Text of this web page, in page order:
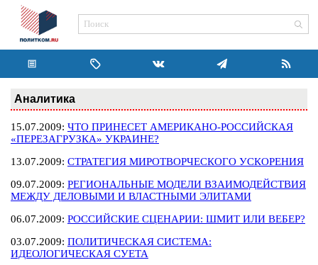
Аналитика
15.07.2009: ЧТО ПРИНЕСЕТ АМЕРИКАНО-РОССИЙСКАЯ
«ПЕРЕЗАГРУЗКА» УКРАИНЕ?
13.07.2009: СТРАТЕГИЯ МИРОТВОРЧЕСКОГО УСКОРЕНИЯ
09.07.2009: РЕГИОНАЛЬНЫЕ МОДЕЛИ ВЗАИМОДЕЙСТВИЯ
МЕЖДУ ДЕЛОВЫМИ И ВЛАСТНЫМИ ЭЛИТАМИ
06.07.2009: РОССИЙСКИЕ СЦЕНАРИИ: ШМИТ ИЛИ ВЕБЕР?
03.07.2009: ПОЛИТИЧЕСКАЯ СИСТЕМА:
ИДЕОЛОГИЧЕСКАЯ СУЕТА